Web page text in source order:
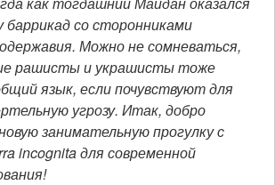
баррикад со сторонниками
Можно не сомневаться,
рашисты и украшисты тоже
язык, если почувствуют для
угрозу. Итак, добро
занимательную прогулку с
incognita для современной